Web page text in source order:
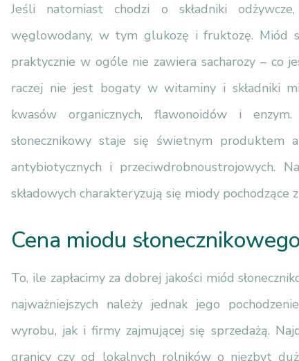
Jeśli natomiast chodzi o składniki
węglowodany, w tym glukozę i fruktozę. Miód
praktycznie w ogóle nie zawiera sacharozy – co
raczej nie jest bogaty w witaminy i składniki
kwasów organicznych, flawonoidów i
słonecznikowy staje się świetnym produktem
antybiotycznych i przeciwdrobnoustrojowych.
składowych charakteryzują się miody pochodzące
Cena miodu słonecznikowego
To, ile zapłacimy za dobrej jakości miód
najważniejszych należy jednak jego
wyrobu, jak i firmy zajmującej się sprzedażą.
granicy czy od lokalnych rolników o niezbyt